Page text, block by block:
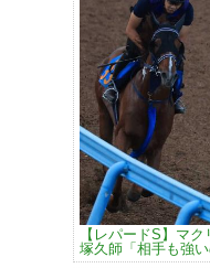
【レパードS】マ
塚久師「相手も強